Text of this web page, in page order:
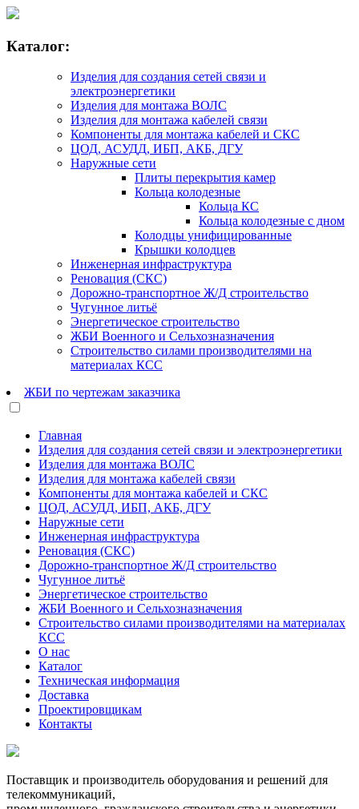
Каталог:
Изделия для создания сетей связи и
электроэнергетики
Изделия для монтажа ВОЛС
Изделия для монтажа кабелей связи
Компоненты для монтажа кабелей и СКС
ЦОД, АСУДД, ИБП, АКБ, ДГУ
Наружные сети
Плиты перекрытия камер
Кольца колодезные
Кольца КС
Кольца колодезные с дном
Колодцы унифицированные
Крышки колодцев
Инженерная инфраструктура
Реновация (СКС)
Дорожно-транспортное Ж/Д строительство
Чугунное литьё
Энергетическое строительство
ЖБИ Военного и Сельхозназначения
Строительство силами производителями на
материалах КСС
ЖБИ по чертежам заказчика
Главная
Изделия для создания сетей связи и электроэнергетики
Изделия для монтажа ВОЛС
Изделия для монтажа кабелей связи
Компоненты для монтажа кабелей и СКС
ЦОД, АСУДД, ИБП, АКБ, ДГУ
Наружные сети
Инженерная инфраструктура
Реновация (СКС)
Дорожно-транспортное Ж/Д строительство
Чугунное литьё
Энергетическое строительство
ЖБИ Военного и Сельхозназначения
Строительство силами производителями на материалах
КСС
О нас
Каталог
Техническая информация
Доставка
Проектировщикам
Контакты
Поставщик и производитель оборудования и решений для
телекоммуникаций,